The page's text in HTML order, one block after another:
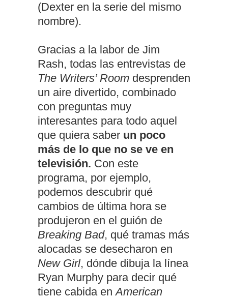
(Dexter en la serie del mismo
nombre).
Gracias a la labor de Jim
Rash, todas las entrevistas de
The Writers’ Room desprenden
un aire divertido, combinado
con preguntas muy
interesantes para todo aquel
que quiera saber un poco
más de lo que no se ve en
televisión. Con este
programa, por ejemplo,
podemos descubrir qué
cambios de última hora se
produjeron en el guión de
Breaking Bad, qué tramas más
alocadas se desecharon en
New Girl, dónde dibuja la línea
Ryan Murphy para decir qué
tiene cabida enAmerican